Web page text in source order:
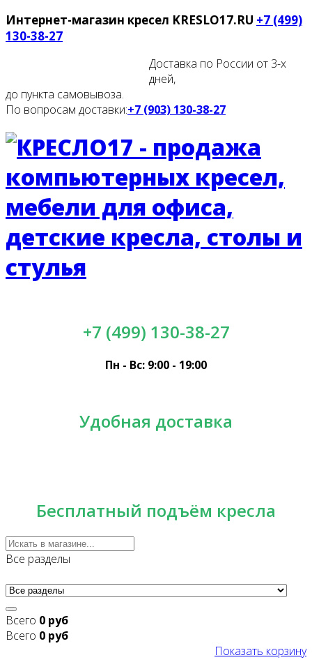
Интернет-магазин кресел KRESLO17.RU +7 (499)
130-38-27
Доставка по России от 3-х
дней,
до пункта самовывоза.
По вопросам доставки:+7 (903) 130-38-27
+7 (499) 130-38-27
Пн - Вс: 9:00 - 19:00
Удобная доставка
Бесплатный подъём кресла
Все разделы
Всего 0 руб
Всего 0 руб
Показать корзину